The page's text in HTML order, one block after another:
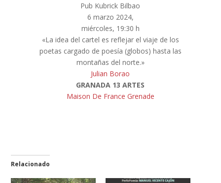
Pub Kubrick Bilbao
6 marzo 2024,
miércoles, 19:30 h
«La idea del cartel es reflejar el viaje de los
poetas cargado de poesía (globos) hasta las
montañas del norte.»
Julian Borao
GRANADA 13 ARTES
Maison De France Grenade
Relacionado